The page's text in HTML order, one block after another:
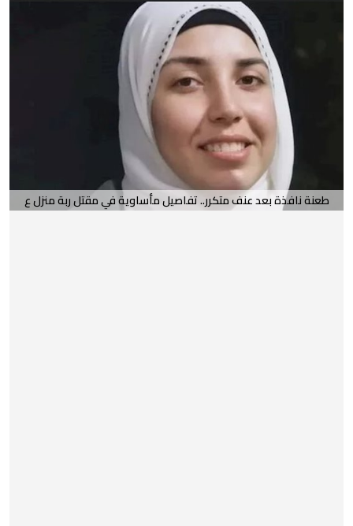
طعنة نافذة بعد عنف متكرر.. تفاصيل مأساوية في مقتل ربة منزل ع